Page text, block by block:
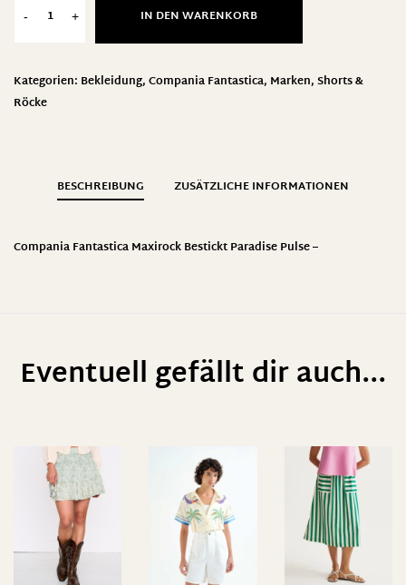
- + IN DEN WARENKORB
Kategorien: Bekleidung,Compania Fantastica, Marken,Shorts &
Röcke
BESCHREIBUNG ZUSÄTZLICHE INFORMATIONEN
Compania Fantastica Maxirock Bestickt Paradise Pulse –
Eventuell gefällt dir auch...